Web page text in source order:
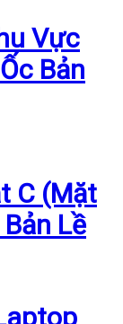
Vực
Bản
C (Mặt
Lề